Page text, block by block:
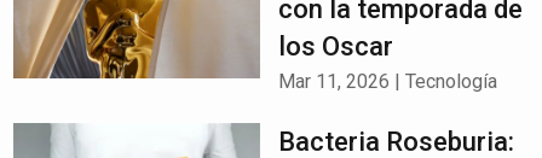
con la temporada de
los Oscar
Mar 11, 2026 |Tecnología
Bacteria Roseburia: